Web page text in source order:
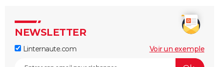
NEWSLETTER
Linternaute.com Voir un exemple